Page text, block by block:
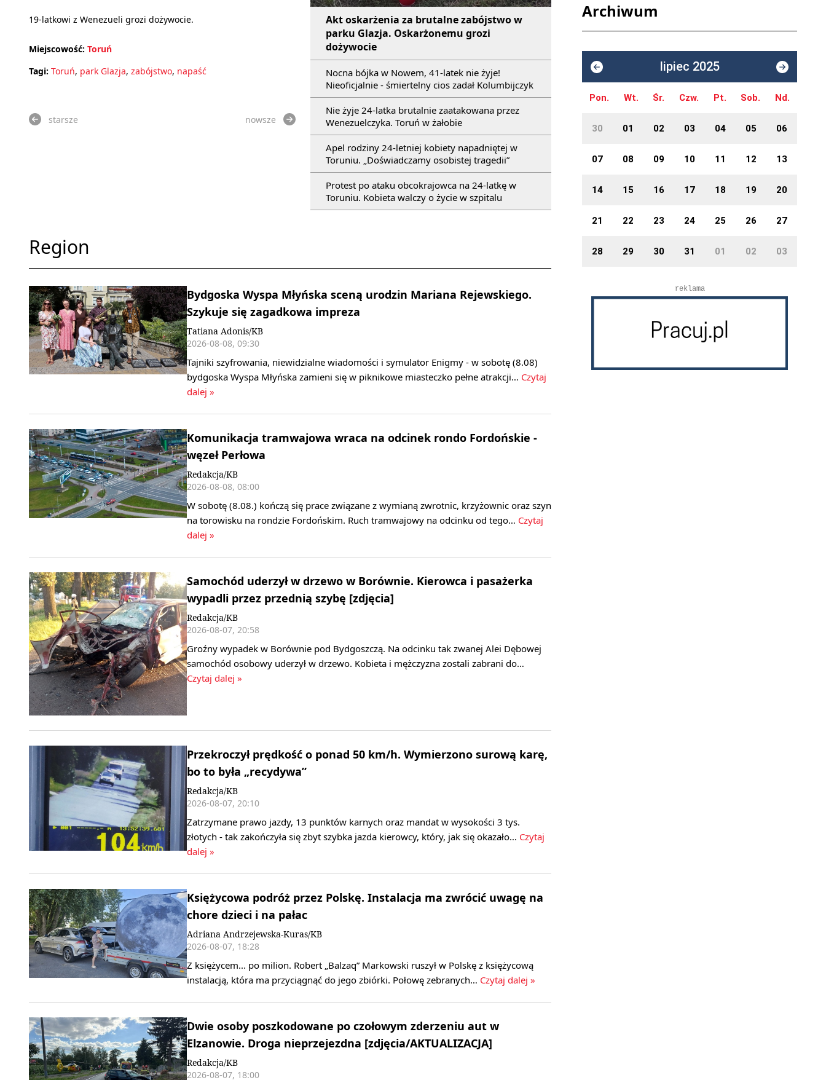
Akt oskarżenia za brutalne zabójstwo w
parku Glazja. Oskarżonemu grozi
dożywocie
Nocna bójka w Nowem, 41-latek nie żyje!
Nieoficjalnie - śmiertelny cios zadał Kolumbijczyk
Nie żyje 24-latka brutalnie zaatakowana przez
Wenezuelczyka. Toruń w żałobie
Apel rodziny 24-letniej kobiety napadniętej w
Toruniu. „Doświadczamy osobistej tragedii”
Protest po ataku obcokrajowca na 24-latkę w
Toruniu. Kobieta walczy o życie w szpitalu
19-latkowi z Wenezueli grozi dożywocie.
Miejscowość: Toruń
Tagi: Toruń, park Glazja, zabójstwo, napaść
starsze nowsze
Region
Bydgoska Wyspa Młyńska sceną urodzin Mariana Rejewskiego.
Szykuje się zagadkowa impreza
Tatiana Adonis/KB
2026-08-08, 09:30
Tajniki szyfrowania, niewidzialne wiadomości i symulator Enigmy - w sobotę (8.08)
bydgoska Wyspa Młyńska zamieni się w piknikowe miasteczko pełne atrakcji… Czytaj
dalej »
Komunikacja tramwajowa wraca na odcinek rondo Fordońskie -
węzeł Perłowa
Redakcja/KB
2026-08-08, 08:00
W sobotę (8.08.) kończą się prace związane z wymianą zwrotnic, krzyżownic oraz szyn
na torowisku na rondzie Fordońskim. Ruch tramwajowy na odcinku od tego… Czytaj
dalej »
Samochód uderzył w drzewo w Borównie. Kierowca i pasażerka
wypadli przez przednią szybę [zdjęcia]
Redakcja/KB
2026-08-07, 20:58
Groźny wypadek w Borównie pod Bydgoszczą. Na odcinku tak zwanej Alei Dębowej
samochód osobowy uderzył w drzewo. Kobieta i mężczyzna zostali zabrani do…
Czytaj dalej »
Przekroczył prędkość o ponad 50 km/h. Wymierzono surową karę,
bo to była „recydywa”
Redakcja/KB
2026-08-07, 20:10
Zatrzymane prawo jazdy, 13 punktów karnych oraz mandat w wysokości 3 tys.
złotych - tak zakończyła się zbyt szybka jazda kierowcy, który, jak się okazało… Czytaj
dalej »
Księżycowa podróż przez Polskę. Instalacja ma zwrócić uwagę na
chore dzieci i na pałac
Adriana Andrzejewska-Kuras/KB
2026-08-07, 18:28
Z księżycem... po milion. Robert „Balzaq” Markowski ruszył w Polskę z księżycową
instalacją, która ma przyciągnąć do jego zbiórki. Połowę zebranych… Czytaj dalej »
Dwie osoby poszkodowane po czołowym zderzeniu aut w
Elzanowie. Droga nieprzejezdna [zdjęcia/AKTUALIZACJA]
Redakcja/KB
2026-08-07, 18:00
Archiwum
lipiec 2025
Pon. Wt. Śr. Czw. Pt. Sob. Nd.
30 01 02 03 04 05 06
07 08 09 10 11 12 13
14 15 16 17 18 19 20
21 22 23 24 25 26 27
28 29 30 31 01 02 03
reklama